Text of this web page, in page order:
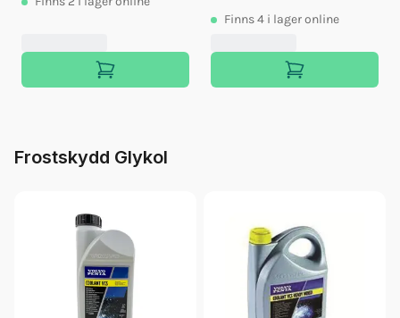
Finns4 i lager online
Frostskydd Glykol